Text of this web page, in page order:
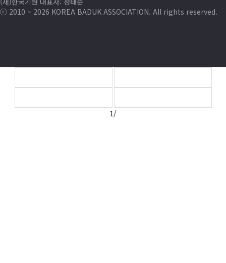
ⓒ 2010 ~ 2026 KOREA BADUK ASSOCIATION. All rights reserved.
1/